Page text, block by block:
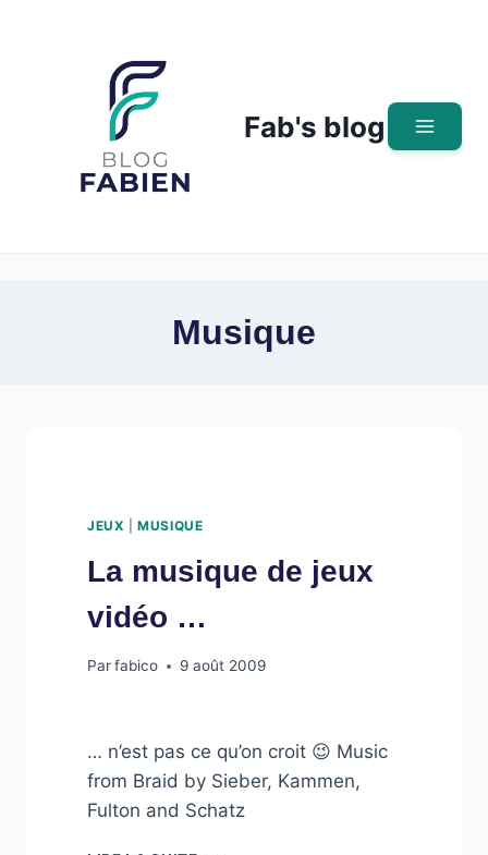
Fab's blog
Musique
JEUX |MUSIQUE
La musique de jeux
vidéo …
Parfabico 9 août 2009
… n’est pas ce qu’on croit 😉 Music
from Braid by Sieber, Kammen,
Fulton and Schatz